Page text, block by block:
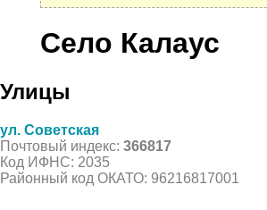
Село Калаус
Улицы
ул. Советская
Почтовый индекс: 366817
Код ИФНС: 2035
Районный код ОКАТО: 96216817001